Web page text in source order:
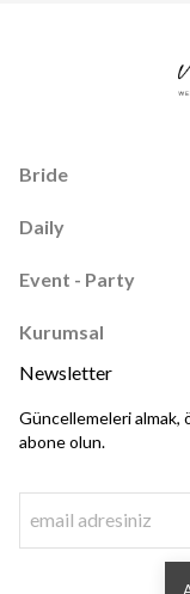
Bride
Daily
Event - Party
Kurumsal
Newsletter
Güncellemeleri almak,
abone olun.